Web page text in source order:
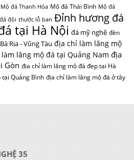
Mộ đá Thanh Hóa Mộ đá Thái Bình Mộ đá
đôi thước lỗ ban Đỉnh hương đá
tại Hà Nội đá mỹ nghệ đèn
Rịa - Vũng Tàu địa chỉ làm lăng mộ
lăng mộ đá tại Quảng Nam địa
Gòn địa chỉ làm lăng mộ đá đẹp tại Hà
Quảng Bình địa chỉ làm lăng mộ đá ở tây
35